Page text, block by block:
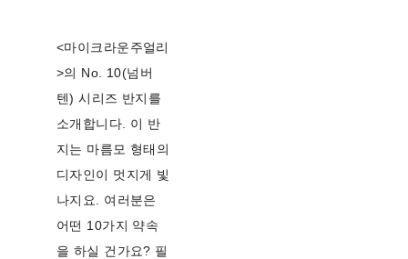
<마이크라운주얼리
>의 No. 10(넘버
텐) 시리즈 반지를
소개합니다. 이 반
지는 마름모 형태의
디자인이 멋지게 빛
나지요. 여러분은
어떤 10가지 약속
을 하실 건가요? 필